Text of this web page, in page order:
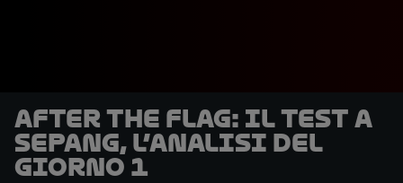
After the Flag: il Test a
Sepang, l’analisi del
Giorno 1